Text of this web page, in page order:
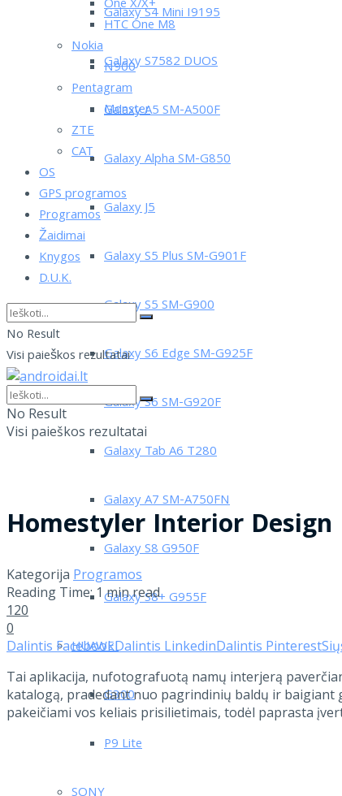
Galaxy S4 Mini I9195
Galaxy S7582 DUOS
Galaxy A5 SM-A500F
Galaxy Alpha SM-G850
Galaxy J5
Galaxy S5 Plus SM-G901F
Galaxy S5 SM-G900
Galaxy S6 Edge SM-G925F
Galaxy S6 SM-G920F
Galaxy Tab A6 T280
Galaxy A7 SM-A750FN
Galaxy S8 G950F
Galaxy S8+ G955F
HUAWEI
G300
P9 Lite
One X/X+
HTC One M8
Nokia
N900
Pentagram
Monster
ZTE
CAT
OS
GPS programos
Programos
Žaidimai
Knygos
D.U.K.
No Result
Visi paieškos rezultatai
No Result
Visi paieškos rezultatai
Homestyler Interior Design
Kategorija Programos
Reading Time: 1 min read
120
0
Dalintis FacebookDalintis LinkedinDalintis Pinterest
Tai aplikacija, nufotografuotą namų interjerą
katalogą, pradedant nuo pagrindinių baldų ir baigiant
pakeičiami vos keliais prisilietimais, todėl paprasta